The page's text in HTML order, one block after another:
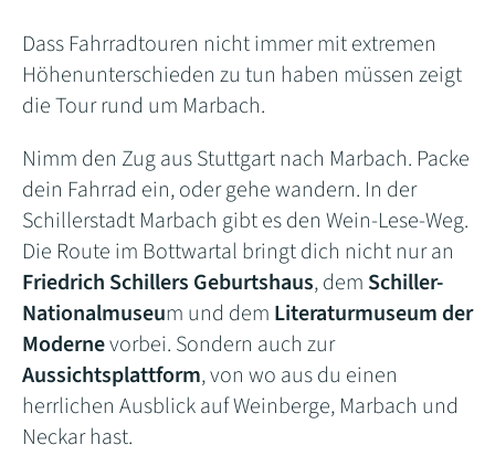
Dass Fahrradtouren nicht immer mit extremen
Höhenunterschieden zu tun haben müssen zeigt
die Tour rund um Marbach.
Nimm den Zug aus Stuttgart nach Marbach. Packe
dein Fahrrad ein, oder gehe wandern. In der
Schillerstadt Marbach gibt es den Wein-Lese-Weg.
Die Route im Bottwartal bringt dich nicht nur an
Friedrich Schillers Geburtshaus, dem Schiller-
Nationalmuseum und dem Literaturmuseum der
Modernevorbei. Sondern auch zur
Aussichtsplattform, von wo aus du einen
herrlichen Ausblick auf Weinberge, Marbach und
Neckar hast.